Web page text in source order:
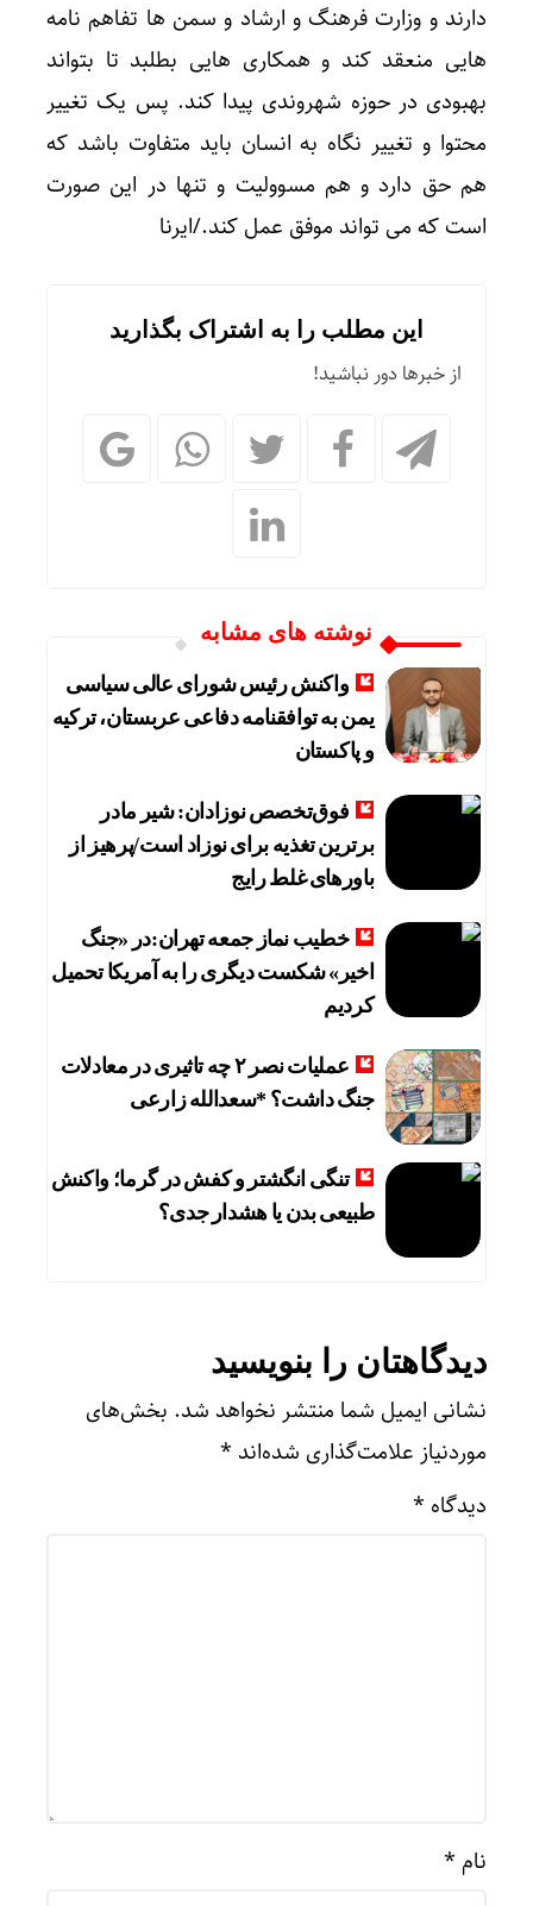
دارند و وزارت فرهنگ و ارشاد و سمن ها تفاهم نامه
هایی منعقد کند و همکاری هایی بطلبد تا بتواند
بهبودی در حوزه شهروندی پیدا کند. پس یک تغییر
محتوا و تغییر نگاه به انسان باید متفاوت باشد که
هم حق دارد و هم مسوولیت و تنها در این صورت
است که می تواند موفق عمل کند./ایرنا
این مطلب را به اشتراک بگذارید
از خبرها دور نباشید!
نوشته های مشابه
واکنش رئیس شورای عالی سیاسی
یمن به توافقنامه دفاعی عربستان، ترکیه
و پاکستان
فوق‌تخصص نوزادان: شیر مادر
برترین تغذیه برای نوزاد است/پرهیز از
باورهای غلط رایج
خطیب نماز جمعه تهران:در «جنگ
اخیر» شکست دیگری را به آمریکا تحمیل
کردیم
عملیات نصر ۲ چه تاثیری در معادلات
جنگ داشت؟ *سعدالله زارعی
تنگی انگشتر و کفش در گرما؛ واکنش
طبیعی بدن یا هشدار جدی؟
دیدگاهتان را بنویسید
نشانی ایمیل شما منتشر نخواهد شد. بخش‌های
موردنیاز علامت‌گذاری شده‌اند *
دیدگاه *
نام *